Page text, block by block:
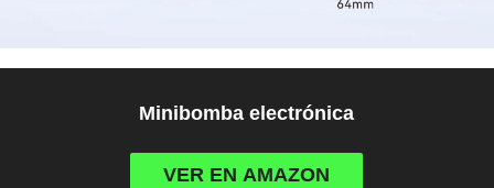
Minibomba electrónica
VER EN AMAZON